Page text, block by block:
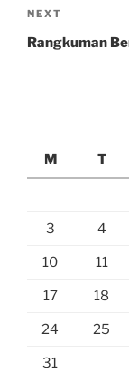
Next
Post
NEXT
Rangkuman
M
T
3 4
10 11
17 18
24 25
31